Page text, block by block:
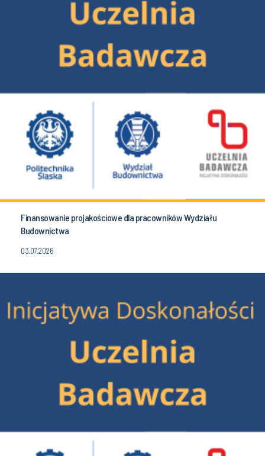
Finansowanie projakościowe dla pracowników Wydziału
Budownictwa
03.07.2026